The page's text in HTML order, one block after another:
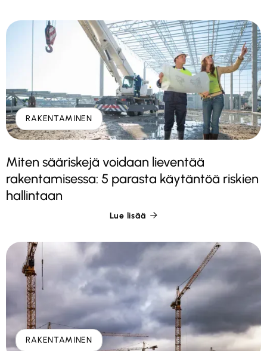
RAKENTAMINEN
Miten sääriskejä voidaan lieventää
rakentamisessa: 5 parasta käytäntöä riskien
hallintaan
Lue lisää 
RAKENTAMINEN